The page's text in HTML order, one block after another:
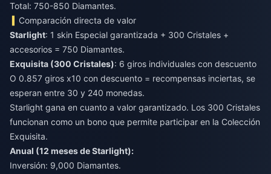
Total: 750-850 Diamantes.
Comparación directa de valor
Starlight: 1 skin Especial garantizada + 300 Cristales +
accesorios = 750 Diamantes.
Exquisita (300 Cristales): 6 giros individuales con descuento
O 0.857 giros x10 con descuento = recompensas inciertas, se
esperan entre 30 y 240 monedas.
Starlight gana en cuanto a valor garantizado. Los 300 Cristales
funcionan como un bono que permite participar en la Colección
Exquisita.
Anual (12 meses de Starlight):
Inversión: 9,000 Diamantes.